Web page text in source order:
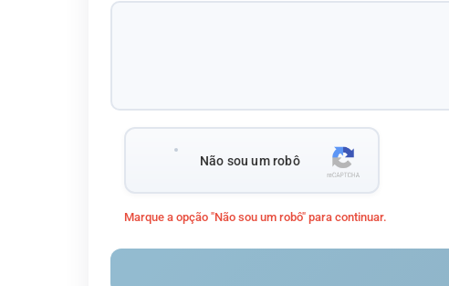
Não sou um robô
Marque a opção "Não sou um robô" para continuar.